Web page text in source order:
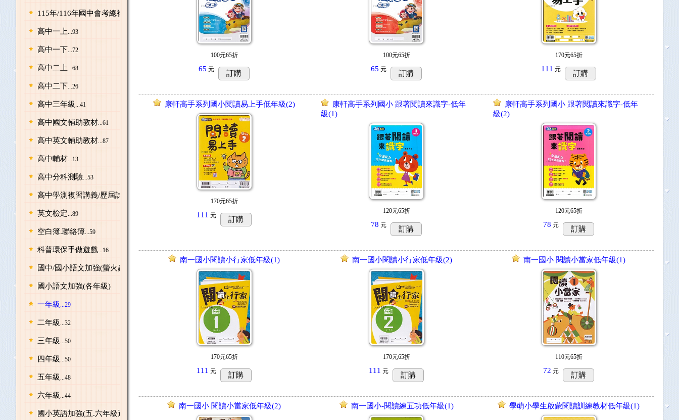
115年/116年國中會考總複習
高中一上 ...93
高中一下 ...72
高中二上 ...68
高中二下 ...26
高中三年級 ...41
高中國文輔助教材 ...61
高中英文輔助教材 ...87
高中輔材 ...13
高中分科測驗 ...53
高中學測複習講義/歷屆試題
英文檢定 ...89
空白簿.聯絡簿 ...59
科普環保手做遊戲 ...16
國中/國小語文加強(螢火蟲出版)
國小語文加強(各年級)
一年級 ...29
二年級 ...32
三年級 ...50
四年級 ...50
五年級 ...48
六年級 ...44
國小英語加強(五.六年級適用)
100元65折
65 元 訂購
100元65折
65 元 訂購
170元65折
111 元 訂購
康軒高手系列國小閱讀易上手低年級(2)
170元65折
111 元 訂購
康軒高手系列國小 跟著閱讀來識字-低年
級(1)
120元65折
78 元 訂購
康軒高手系列國小 跟著閱讀來識字-低年
級(2)
120元65折
78 元 訂購
南一國小閱讀小行家低年級(1)
170元65折
111 元 訂購
南一國小閱讀小行家低年級(2)
170元65折
111 元 訂購
南一國小 閱讀小當家低年級(1)
110元65折
72 元 訂購
南一國小 閱讀小當家低年級(2) 南一國小-閱讀練五功低年級(1) 學萌小學生啟蒙閱讀訓練教材低年級(1)